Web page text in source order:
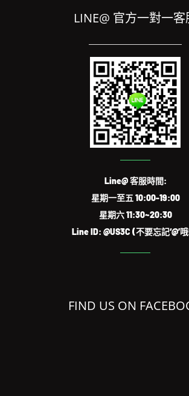
LINE@ 官方一對一客
Line@ 客服時間:
星期一至五 10:00-19:00
星期六 11:30~20:30
Line ID: @US3C (不要忘記‘@’
FIND US ON